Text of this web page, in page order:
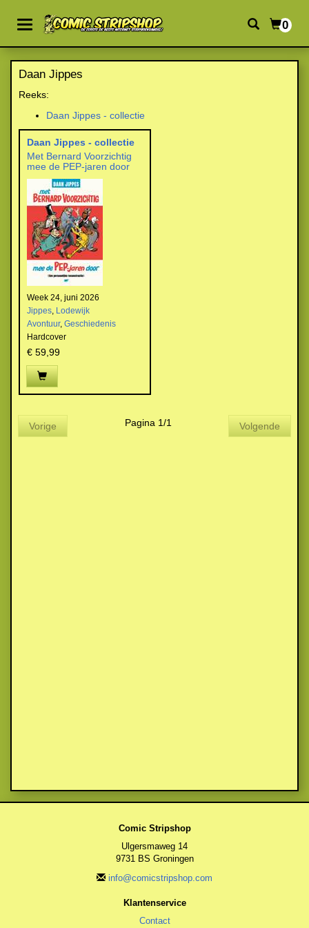
0
Daan Jippes
Reeks:
Daan Jippes - collectie
Daan Jippes - collectie
Met Bernard Voorzichtig
mee de PEP-jaren door
Week 24, juni 2026
Jippes, Lodewijk
Avontuur, Geschiedenis
Hardcover
€ 59,99
Vorige Pagina 1/1 Volgende
Comic Stripshop
Ulgersmaweg 14
9731 BS Groningen
info@comicstripshop.com
Klantenservice
Contact